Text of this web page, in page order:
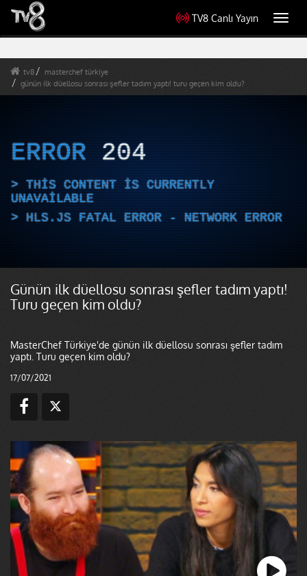
TV8 Canlı Yayın
tv8
masterchef türkiye
günün ilk düellosu sonrası şefler tadım yaptı! turu geçen kim oldu?
ERROR 204
THIS CONTENT IS CURRENTLY
UNAVAILABLE
HLS.JS FATAL ERROR - NETWORK ERROR
Günün ilk düellosu sonrası şefler tadım yaptı!
Turu geçen kim oldu?
MasterChef Türkiye'de günün ilk düellosu sonrası şefler tadım
yaptı. Turu geçen kim oldu?
17/07/2021